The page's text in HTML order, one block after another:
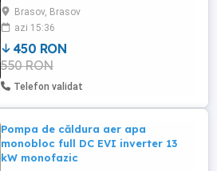
figuri Piese bune care nu au avut probleme
niciodata - pompa, schimbatoarele de
caldura, vasul de expansiune, turbina de
evacuare gaze arse, cosul de evacuare si
altele
Brasov, Brasov
azi 15:36
450 RON
550 RON
Telefon validat
Pompa de căldura aer apa
monobloc full DC EVI inverter 13
kW monofazic